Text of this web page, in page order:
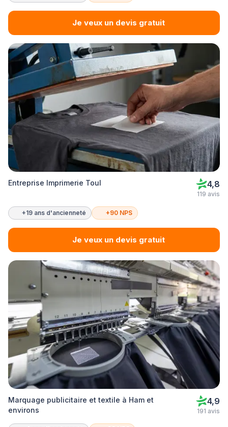
Je veux un devis gratuit
Entreprise Imprimerie Toul 4,8
119 avis
+19 ans d'ancienneté +90 NPS
Je veux un devis gratuit
Marquage publicitaire et textile à Ham et
environs
4,9
191 avis